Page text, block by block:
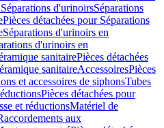
d'urinoirsSéparations
Pièces détachées pour Séparations
Séparations d'urinoirs en
d'urinoirs en
sanitairePièces détachées
sanitaireAccessoiresPièces
et accessoires de siphonsTubes
Pièces détachées pour
et réductionsMatériel de
aux